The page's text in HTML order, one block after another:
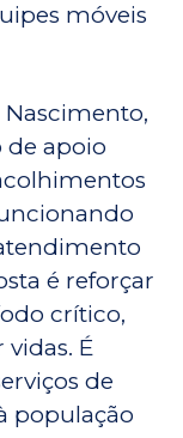
móveis
de apoio
é reforçar
crítico,
É
de
população